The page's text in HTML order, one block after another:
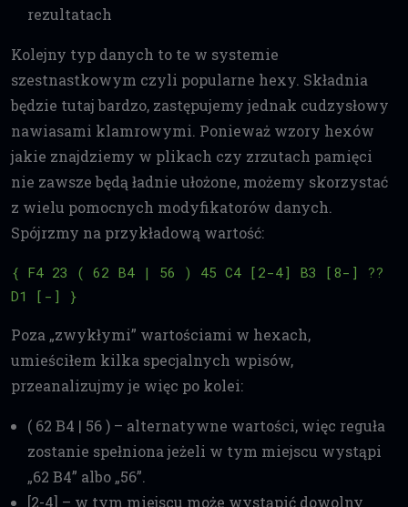
rezultatach
Kolejny typ danych to te w systemie
szestnastkowym czyli popularne hexy. Składnia
będzie tutaj bardzo, zastępujemy jednak cudzysłowy
nawiasami klamrowymi. Ponieważ wzory hexów
jakie znajdziemy w plikach czy zrzutach pamięci
nie zawsze będą ładnie ułożone, możemy skorzystać
z wielu pomocnych modyfikatorów danych.
Spójrzmy na przykładową wartość:
{ F4 23 ( 62 B4 | 56 ) 45 C4 [2-4] B3 [8-] ??
D1 [-] }
Poza „zwykłymi” wartościami w hexach,
umieściłem kilka specjalnych wpisów,
przeanalizujmy je więc po kolei:
( 62 B4 | 56 ) – alternatywne wartości, więc reguła
zostanie spełniona jeżeli w tym miejscu wystąpi
„62 B4” albo „56”.
[2-4] – w tym miejscu może wystąpić dowolny